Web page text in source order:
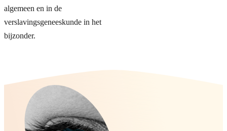
algemeen en in de
verslavingsgeneeskunde in het
bijzonder.